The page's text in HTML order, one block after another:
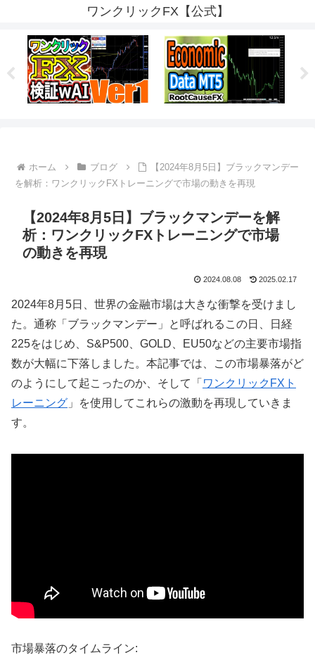
ワンクリックFX【公式】
ホーム ブログ
【2024年8月5日】ブラックマンデー
を解析：ワンクリックFXトレーニングで市場の動きを再現
【2024年8月5日】ブラックマンデーを解
析：ワンクリックFXトレーニングで市場
の動きを再現
2024.08.08 2025.02.17
2024年8月5日、世界の金融市場は大きな衝撃を受けまし
た。通称「ブラックマンデー」と呼ばれるこの日、日経
225をはじめ、S&P500、GOLD、EU50などの主要市場指
数が大幅に下落しました。本記事では、この市場暴落がど
のようにして起こったのか、そして「 ワンクリックFXト
レーニング 」を使用してこれらの激動を再現していきま
す。
市場暴落のタイムライン: